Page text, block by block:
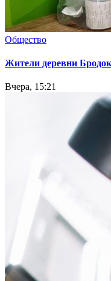
Общество
Жители деревни
Вчера, 15:21